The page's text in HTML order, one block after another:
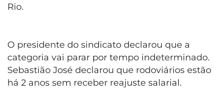
Rio.
O presidente do sindicato declarou que a
categoria vai parar por tempo indeterminado.
Sebastião José declarou que rodoviários estão
há 2 anos sem receber reajuste salarial.